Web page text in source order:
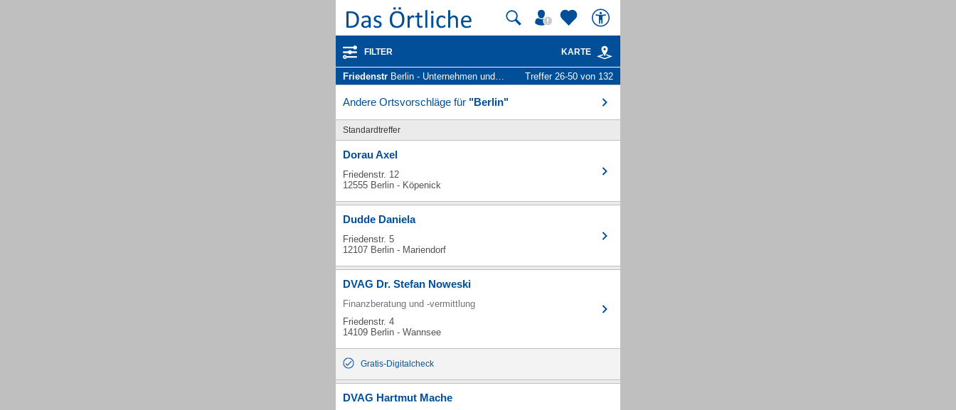
FILTER KARTE
Friedenstr Berlin - Unternehmen und Personen Treffer 26-50 von 132
Andere Ortsvorschläge für "Berlin"
Standardtreffer
Dorau Axel
Friedenstr. 12
12555 Berlin - Köpenick
Dudde Daniela
Friedenstr. 5
12107 Berlin - Mariendorf
DVAG Dr. Stefan Noweski
Finanzberatung und -vermittlung
Friedenstr. 4
14109 Berlin - Wannsee
Gratis-Digitalcheck
DVAG Hartmut Mache